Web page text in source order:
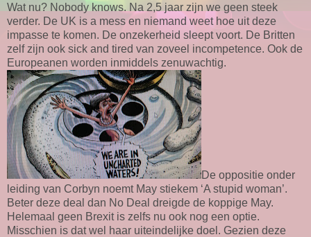
Wat nu? Nobody knows. Na 2,5 jaar zijn we geen steek
verder. De UK is a mess en niemand weet hoe uit deze
impasse te komen. De onzekerheid sleept voort. De Britten
zelf zijn ook sick and tired van zoveel incompetence. Ook de
Europeanen worden inmiddels zenuwachtig.
De oppositie onder
leiding van Corbyn noemt May stiekem ‘A stupid woman’.
Beter deze deal dan No Deal dreigde de koppige May.
Helemaal geen Brexit is zelfs nu ook nog een optie.
Misschien is dat wel haar uiteindelijke doel. Gezien deze